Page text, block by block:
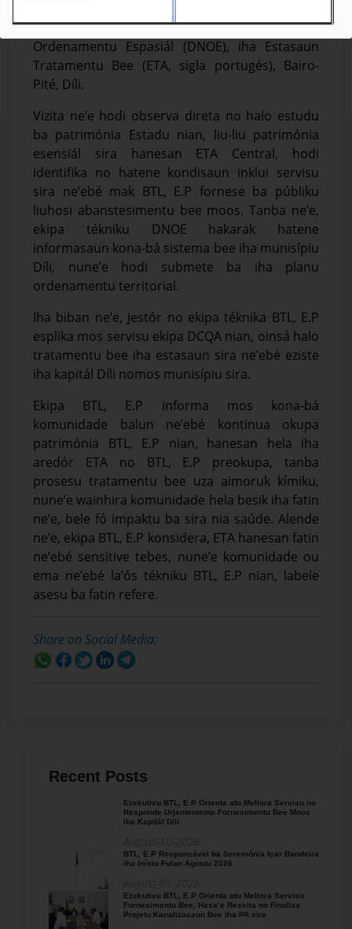
simu vizita ekipa tékniku hosi Diresaun Nasionál
Ordenamentu Espasiál (DNOE), iha Estasaun
Tratamentu Bee (ETA, sigla portugés), Bairo-
Pité, Díli.
Vizita ne’e hodi observa direta no halo estudu
ba patrimónia Estadu nian, liu-liu patrimónia
esensiál sira hanesan ETA Central, hodi
identifika no hatene kondisaun inklui servisu
sira ne’ebé mak BTL, E.P fornese ba públiku
liuhosi abanstesimentu bee moos. Tanba ne’e,
ekipa tékniku DNOE hakarak hatene
informasaun kona-bá sistema bee iha munisípiu
Díli, nune’e hodi submete ba iha planu
ordenamentu territorial.
Iha biban ne’e, Jestór no ekipa téknika BTL, E.P
esplika mos servisu ekipa DCQA nian, oinsá halo
tratamentu bee iha estasaun sira ne’ebé eziste
iha kapitál Díli nomos munisípiu sira.
Ekipa BTL, E.P informa mos kona-bá
komunidade balun ne’ebé kontinua okupa
patrimónia BTL, E.P nian, hanesan hela iha
aredór ETA no BTL, E.P preokupa, tanba
prosesu tratamentu bee uza aimoruk kímiku,
nune’e wainhira komunidade hela besik iha fatin
ne’e, bele fó impaktu ba sira nia saúde. Alende
ne’e, ekipa BTL, E.P konsidera, ETA hanesan fatin
ne’ebé sensitive tebes, nune’e komunidade ou
ema ne’ebé la’ós tékniku BTL, E.P nian, labele
asesu ba fatin refere.
Share on Social Media:
Recent Posts
Ezekutivu BTL, E.P Orienta atu Mellora Servisu no
Responde Urjentemente Fornesimentu Bee Moos
iha Kapitál Díli
BTL, E.P Responsável ba Seremónia Içar Bandeira
iha Inísiu Fulan Agostu 2026
Ezekutivu BTL, E.P Orienta atu Mellora Servisu
Fornesimentu Bee, Hasa’e Reseita no Finaliza
Projetu Kanalizasaun Bee iha PA sira